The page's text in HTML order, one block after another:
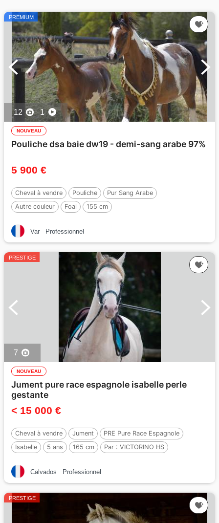
PREMIUM
12 1
NOUVEAU
Pouliche dsa baie dw19 - demi-sang arabe 97%
5 900 €
Cheval à vendre Pouliche
Pur Sang Arabe
Autre couleur
Foal 155 cm
Var Professionnel
PRESTIGE
7
NOUVEAU
Jument pure race espagnole isabelle perle
gestante
< 15 000 €
Cheval à vendre Jument
PRE Pure Race Espagnole
Isabelle
5 ans 165 cm Par : VICTORINO HS
Calvados Professionnel
PRESTIGE